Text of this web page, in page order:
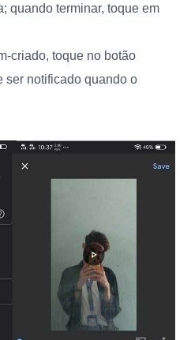
quando terminar, toque em
criado, toque no botão
ser notificado quando o